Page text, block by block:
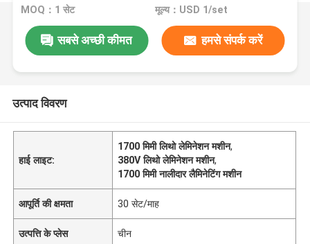
MOQ：1 सेट मूल्य：USD 1/set
सबसे अच्छी कीमत हमसे संपर्क करें
उत्पाद विवरण
हाई लाइट:
1700 मिमी लिथो लेमिनेशन मशीन,
380V लिथो लेमिनेशन मशीन,
1700 मिमी नालीदार लैमिनेटिंग मशीन
आपूर्ति की क्षमता 30 सेट/माह
उत्पत्ति के प्लेस चीन